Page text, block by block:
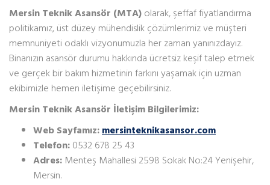
Mersin Teknik Asansör (MTA) olarak, şeffaf fiyatlandırma
politikamız, üst düzey mühendislik çözümlerimiz ve müşteri
memnuniyeti odaklı vizyonumuzla her zaman yanınızdayız.
Binanızın asansör durumu hakkında ücretsiz keşif talep etmek
ve gerçek bir bakım hizmetinin farkını yaşamak için uzman
ekibimizle hemen iletişime geçebilirsiniz.
Mersin Teknik Asansör İletişim Bilgilerimiz:
Web Sayfamız: mersinteknikasansor.com
Telefon: 0532 678 25 43
Adres: Menteş Mahallesi 2598 Sokak No:24 Yenişehir,
Mersin.